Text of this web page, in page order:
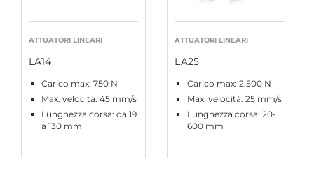
ATTUATORI LINEARI
LA14
Carico max: 750 N
Max. velocità: 45 mm/s
Lunghezza corsa: da 19
a 130 mm
ATTUATORI LINEARI
LA25
Carico max: 2.500 N
Max. velocità: 25 mm/s
Lunghezza corsa: 20-
600 mm